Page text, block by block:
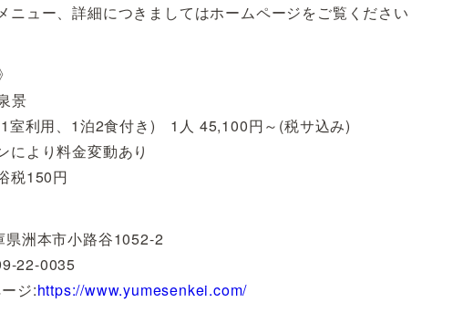
ニュー、詳細につきましてはホームページをご覧ください
景
室利用、1泊2食付き) 1人 45,100円～(税サ込み)
により料金変動あり
税150円
県洲本市小路谷1052-2
22-0035
ジ:https://www.yumesenkei.com/